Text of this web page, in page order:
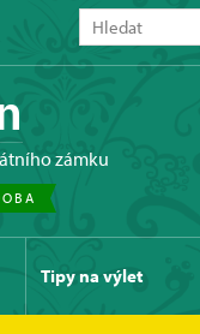
zámku
Tipy na výlet